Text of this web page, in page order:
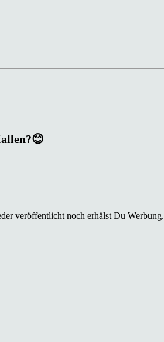
veröffentlicht noch erhälst Du Werbung.